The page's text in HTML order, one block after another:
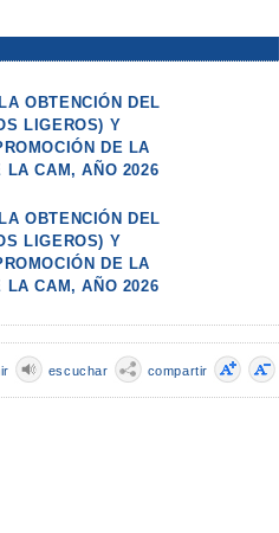
OBTENCIÓN DEL
LIGEROS) Y
DE LA
LA CAM, AÑO 2026
OBTENCIÓN DEL
LIGEROS) Y
DE LA
LA CAM, AÑO 2026
compartir
escuchar